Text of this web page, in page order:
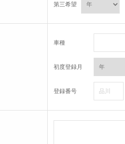
第三希望
車種
初度登録月
登録番号